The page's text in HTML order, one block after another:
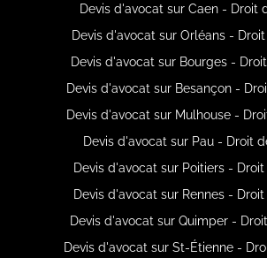
Devis d'avocat sur Caen - Droit
Devis d'avocat sur Orléans -
Devis d'avocat sur Bourges -
Devis d'avocat sur Besançon -
Devis d'avocat sur Mulhouse -
Devis d'avocat sur Pau - Droit
Devis d'avocat sur Poitiers -
Devis d'avocat sur Rennes -
Devis d'avocat sur Quimper -
Devis d'avocat sur St-Étienne -